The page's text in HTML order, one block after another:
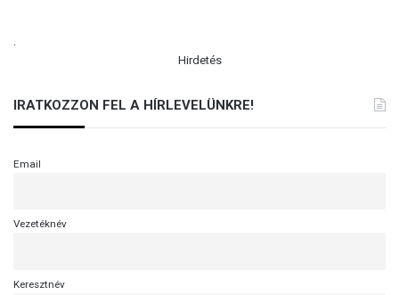
Hirdetés
IRATKOZZON FEL A HÍRLEVELÜNKRE!
Email
Vezetéknév
Keresztnév